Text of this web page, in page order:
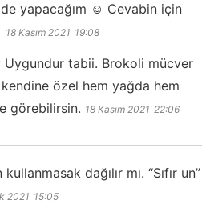
yapacağım ☺️ Cevabin için
18 Kasım 2021 19:08
Uygundur tabii. Brokoli mücver
özel hem yağda hem
görebilirsin. 18 Kasım 2021 22:06
dağılır mı. “Sıfır un”
2021 15:05